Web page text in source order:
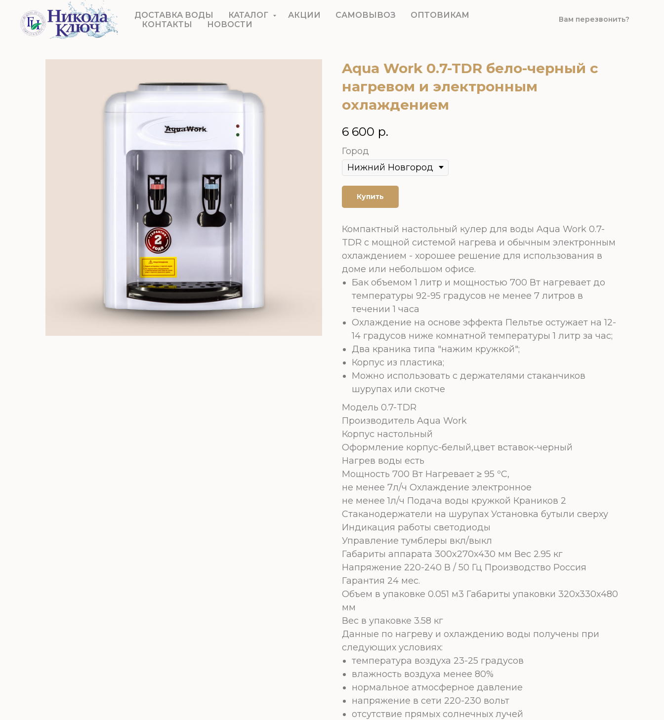
ДОСТАВКА ВОДЫ КАТАЛОГ АКЦИИ САМОВЫВОЗ
ОПТОВИКАМ
КОНТАКТЫ
НОВОСТИ
Вам перезвонить?
Aqua Work 0.7-TDR бело-черный с
нагревом и электронным
охлаждением
6 600 р.
Город
Купить
Компактный настольный кулер для воды Aqua Work 0.7-
TDR c мощной системой нагрева и обычным электронным
охлаждением - хорошее решение для использования в
доме или небольшом офисе.
Бак объемом 1 литр и мощностью 700 Вт нагревает до
температуры 92-95 градусов не менее 7 литров в
течении 1 часа
Охлаждение на основе эффекта Пельтье остужает на 12-
14 градусов ниже комнатной температуры 1 литр за час;
Два краника типа "нажим кружкой";
Корпус из пластика;
Можно использовать с держателями стаканчиков
шурупах или скотче
Модель 0.7-TDR
Производитель Aqua Work
Корпус настольный
Оформление корпус-белый,цвет вставок-черный
Нагрев воды есть
Мощность 700 Вт Нагревает ≥ 95 ºС,
не менее 7л/ч Охлаждение электронное
не менее 1л/ч Подача воды кружкой Краников 2
Стаканодержатели на шурупах Установка бутыли сверху
Индикация работы светодиоды
Управление тумблеры вкл/выкл
Габариты аппарата 300x270x430 мм Вес 2.95 кг
Напряжение 220-240 В / 50 Гц Производство Россия
Гарантия 24 мес.
Объем в упаковке 0.051 м3 Габариты упаковки 320х330х480
мм
Вес в упаковке 3.58 кг
Данные по нагреву и охлаждению воды получены при
следующих условиях:
температура воздуха 23-25 градусов
влажность воздуха менее 80%
нормальное атмосферное давление
напряжение в сети 220-230 вольт
отсутствие прямых солнечных лучей